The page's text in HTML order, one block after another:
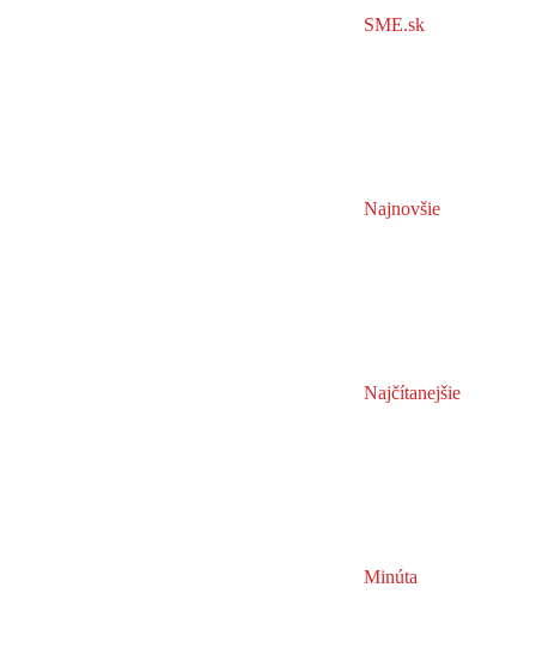
SME.sk
Najnovšie
Najčítanejšie
Minúta